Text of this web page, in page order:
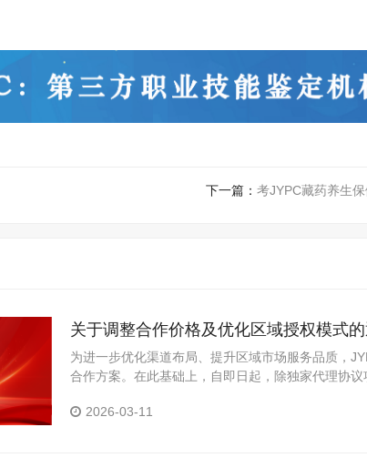
下一篇： 考JYPC藏药养生
关于调整合作价格及优化区域授权模式
为进一步优化渠道布局、提升区域市场服务品质，
合作方案。在此基础上，自即日起，除独家代理协
2026-03-11